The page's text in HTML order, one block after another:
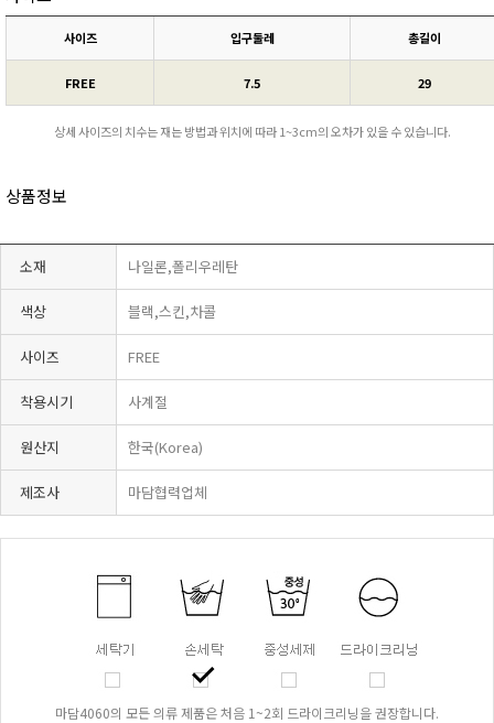
사이즈 입구둘레 총길이
FREE 7.5 29
상세 사이즈의 치수는 재는 방법과 위치에 따라 1~3cm의 오차가 있을 수 있습니다.
상품정보
소재 나일론,폴리우레탄
색상 블랙,스킨,차콜
사이즈 FREE
착용시기 사계절
원산지 한국(Korea)
제조사 마담협력업체
마담4060의 모든 의류 제품은 처음 1~2회 드라이크리닝을 권장합니다.